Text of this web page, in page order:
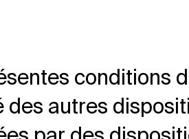
conditions
autres